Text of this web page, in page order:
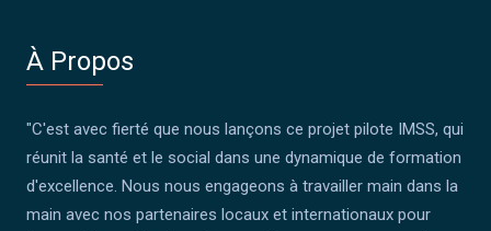
À Propos
"C'est avec fierté que nous lançons ce projet pilote IMSS, qui
réunit la santé et le social dans une dynamique de formation
d'excellence. Nous nous engageons à travailler main dans la
main avec nos partenaires locaux et internationaux pour